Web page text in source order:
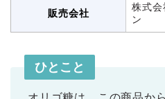
販売会社
株式会
ン
ひとこと